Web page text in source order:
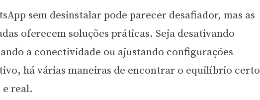
sem desinstalar pode parecer desafiador, mas as
oferecem soluções práticas. Seja desativando
a conectividade ou ajustando configurações
há várias maneiras de encontrar o equilíbrio certo
real.